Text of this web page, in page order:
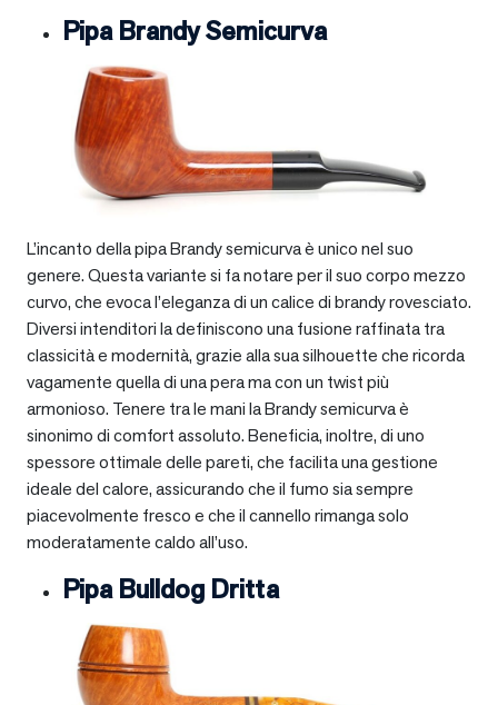
Pipa Brandy Semicurva
L’incanto della pipa Brandy semicurva è unico nel suo
genere. Questa variante si fa notare per il suo corpo mezzo
curvo, che evoca l’eleganza di un calice di brandy rovesciato.
Diversi intenditori la definiscono una fusione raffinata tra
classicità e modernità, grazie alla sua silhouette che ricorda
vagamente quella di una pera ma con un twist più
armonioso. Tenere tra le mani la Brandy semicurva è
sinonimo di comfort assoluto. Beneficia, inoltre, di uno
spessore ottimale delle pareti, che facilita una gestione
ideale del calore, assicurando che il fumo sia sempre
piacevolmente fresco e che il cannello rimanga solo
moderatamente caldo all’uso.
Pipa Bulldog Dritta